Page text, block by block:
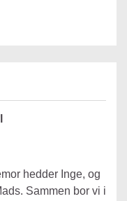
hedder Inge, og
Sammen bor vi i